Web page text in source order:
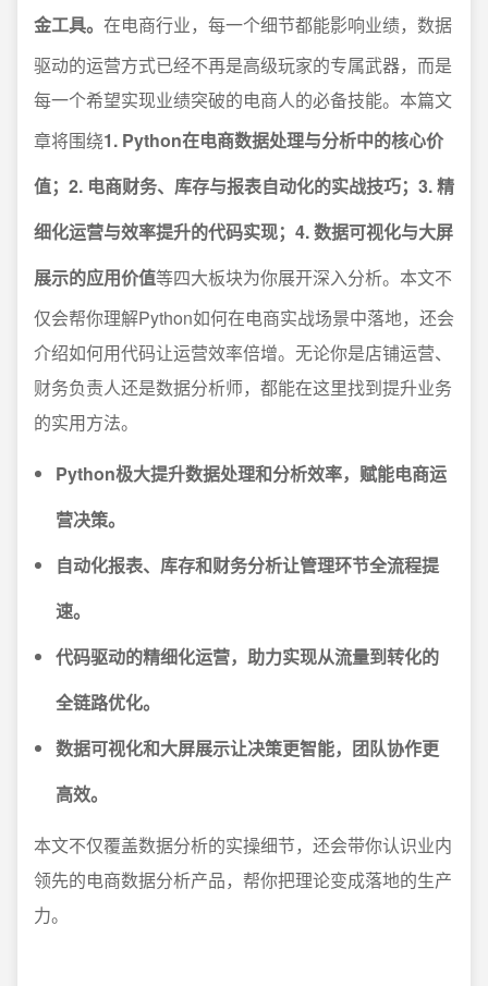
金工具。 在电商行业，每一个细节都能影响业绩，数据
驱动的运营方式已经不再是高级玩家的专属武器，而是
每一个希望实现业绩突破的电商人的必备技能。本篇文
章将围绕1. Python在电商数据处理与分析中的核心价
值；2. 电商财务、库存与报表自动化的实战技巧；3. 精
细化运营与效率提升的代码实现；4. 数据可视化与大屏
展示的应用价值等四大板块为你展开深入分析。本文不
仅会帮你理解Python如何在电商实战场景中落地，还会
介绍如何用代码让运营效率倍增。无论你是店铺运营、
财务负责人还是数据分析师，都能在这里找到提升业务
的实用方法。
Python极大提升数据处理和分析效率，赋能电商运
营决策。
自动化报表、库存和财务分析让管理环节全流程提
速。
代码驱动的精细化运营，助力实现从流量到转化的
全链路优化。
数据可视化和大屏展示让决策更智能，团队协作更
高效。
本文不仅覆盖数据分析的实操细节，还会带你认识业内
领先的电商数据分析产品，帮你把理论变成落地的生产
力。